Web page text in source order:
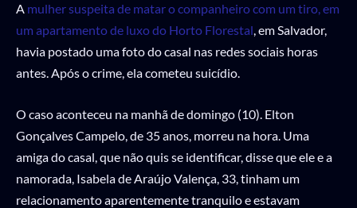
A mulher suspeita de matar o companheiro com um tiro, em
um apartamento de luxo do Horto Florestal, em Salvador,
havia postado uma foto do casal nas redes sociais horas
antes. Após o crime, ela cometeu suicídio.
O caso aconteceu na manhã de domingo (10). Elton
Gonçalves Campelo, de 35 anos, morreu na hora. Uma
amiga do casal, que não quis se identificar, disse que ele e a
namorada, Isabela de Araújo Valença, 33, tinham um
relacionamento aparentemente tranquilo e estavam